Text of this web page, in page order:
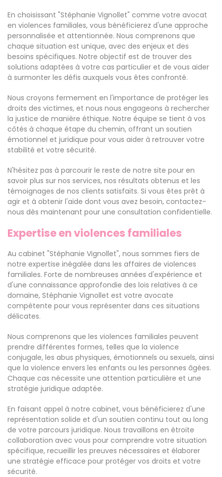
En choisissant "Stéphanie Vignollet" comme votre avocat
en violences familiales, vous bénéficierez d'une approche
personnalisée et attentionnée. Nous comprenons que
chaque situation est unique, avec des enjeux et des
besoins spécifiques. Notre objectif est de trouver des
solutions adaptées à votre cas particulier et de vous aider
à surmonter les défis auxquels vous êtes confronté.
Nous croyons fermement en l'importance de protéger les
droits des victimes, et nous nous engageons à rechercher
la justice de manière éthique. Notre équipe se tient à vos
côtés à chaque étape du chemin, offrant un soutien
émotionnel et juridique pour vous aider à retrouver votre
stabilité et votre sécurité.
N'hésitez pas à parcourir le reste de notre site pour en
savoir plus sur nos services, nos résultats obtenus et les
témoignages de nos clients satisfaits. Si vous êtes prêt à
agir et à obtenir l'aide dont vous avez besoin, contactez-
nous dès maintenant pour une consultation confidentielle.
Expertise en violences familiales
Au cabinet "Stéphanie Vignollet", nous sommes fiers de
notre expertise inégalée dans les affaires de violences
familiales. Forte de nombreuses années d'expérience et
d'une connaissance approfondie des lois relatives à ce
domaine, Stéphanie Vignollet est votre avocate
compétente pour vous représenter dans ces situations
délicates.
Nous comprenons que les violences familiales peuvent
prendre différentes formes, telles que la violence
conjugale, les abus physiques, émotionnels ou sexuels, ainsi
que la violence envers les enfants ou les personnes âgées.
Chaque cas nécessite une attention particulière et une
stratégie juridique adaptée.
En faisant appel à notre cabinet, vous bénéficierez d'une
représentation solide et d'un soutien continu tout au long
de votre parcours juridique. Nous travaillons en étroite
collaboration avec vous pour comprendre votre situation
spécifique, recueillir les preuves nécessaires et élaborer
une stratégie efficace pour protéger vos droits et votre
sécurité.